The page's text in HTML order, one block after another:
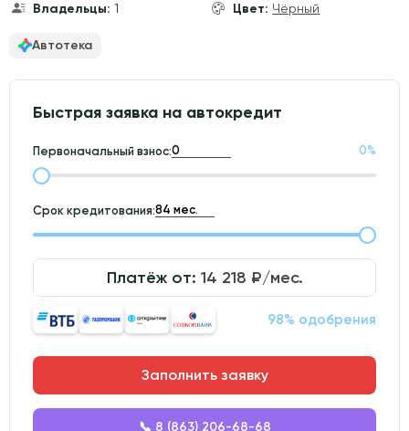
Владельцы: 1 Цвет: Чёрный
Автотека
Быстрая заявка на автокредит
Первоначальный взнос: 0%
Срок кредитования:
Платёж от: 14 218 ₽/мес.
98% одобрения
Заполнить заявку
📞 8 (863) 206-68-68